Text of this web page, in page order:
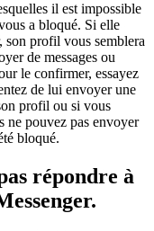
il est impossible
a bloqué. Si elle
son profil vous semblera
de messages ou
le confirmer, essayez
de lui envoyer une
profil ou si vous
ne pouvez pas envoyer
bloqué.
répondre à